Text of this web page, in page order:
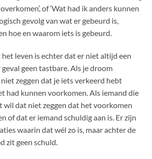
of ‘Wat had ik anders kunnen
gevolg van wat er gebeurd is,
hoe en waarom iets is gebeurd.
leven is echter dat er niet altijd een
geen tastbare. Als je droom
zeggen dat je iets verkeerd hebt
had kunnen voorkomen. Als iemand die
dat niet zeggen dat het voorkomen
of dat er iemand schuldig aan is. Er zijn
waarin dat wél zo is, maar achter de
zit geen schuld.